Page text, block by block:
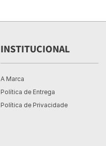
INSTITUCIONAL
A Marca
Política de Entrega
Política de Privacidade